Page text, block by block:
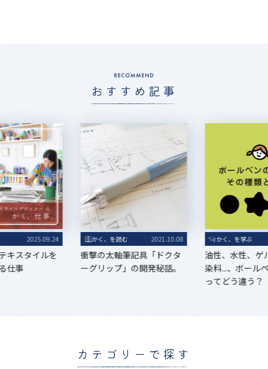
おすすめ記事
2025.09.24
キスタイルを
仕事
かく、を読む 2021.10.08
衝撃の太軸筆記具「ドクタ
ーグリップ」の開発秘話。
かく、を学ぶ
油性、水性、ゲ
染料...、ボール
ってどう違う？
カテゴリーで探す